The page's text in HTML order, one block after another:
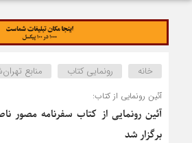
خانه رونمایی کتاب منابع
آئین رونمایی از کتاب:
آئین رونمایی از کتاب سفرنامه مصور
برگزار شد